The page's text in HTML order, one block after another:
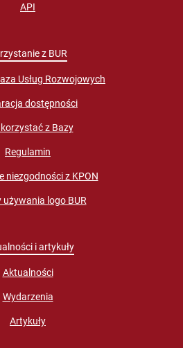
API
z BUR
Usług Rozwojowych
dostępności
z Bazy
Regulamin
niezgodności z KPON
używania logo BUR
i artykuły
Aktualności
Wydarzenia
Artykuły